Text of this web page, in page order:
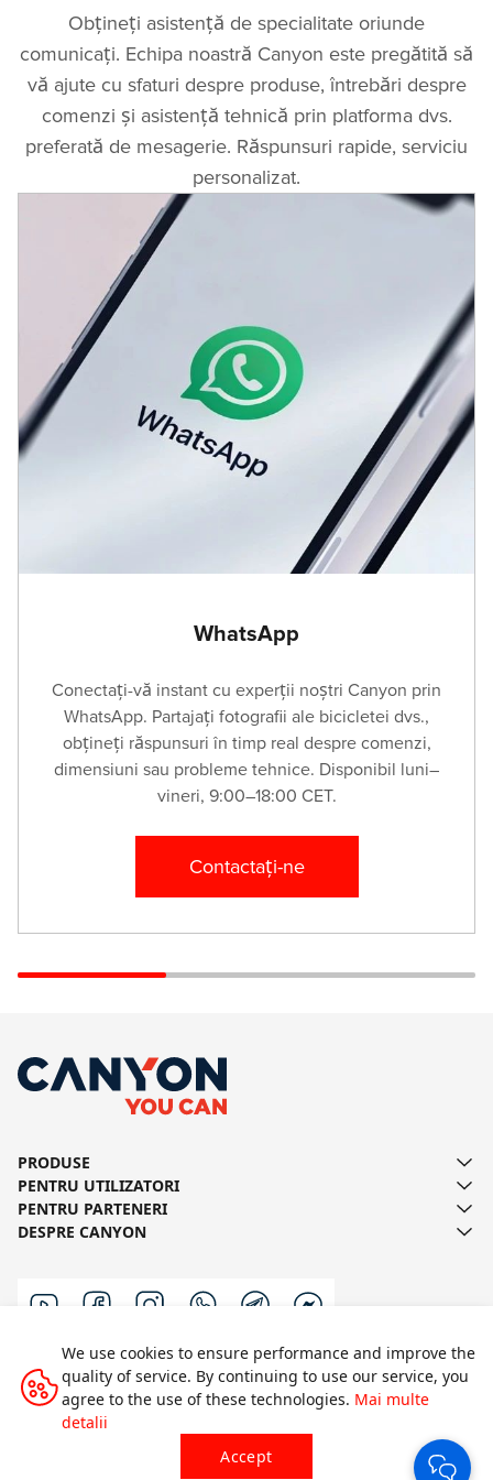
Obțineți asistență de specialitate oriunde
comunicați. Echipa noastră Canyon este pregătită să
vă ajute cu sfaturi despre produse, întrebări despre
comenzi și asistență tehnică prin platforma dvs.
preferată de mesagerie. Răspunsuri rapide, serviciu
personalizat.
WhatsApp
Conectați-vă instant cu experții noștri Canyon prin
WhatsApp. Partajați fotografii ale bicicletei dvs.,
obțineți răspunsuri în timp real despre comenzi,
dimensiuni sau probleme tehnice. Disponibil luni–
vineri, 9:00–18:00 CET.
Contactați-ne
PRODUSE
PENTRU UTILIZATORI
PENTRU PARTENERI
DESPRE CANYON
Scrie-ne
Toate drepturile rezervate © 2014-2026 CANYON
We use cookies to ensure performance and improve the
quality of service. By continuing to use our service, you
agree to the use of these technologies. Mai multe
detalii
Accept